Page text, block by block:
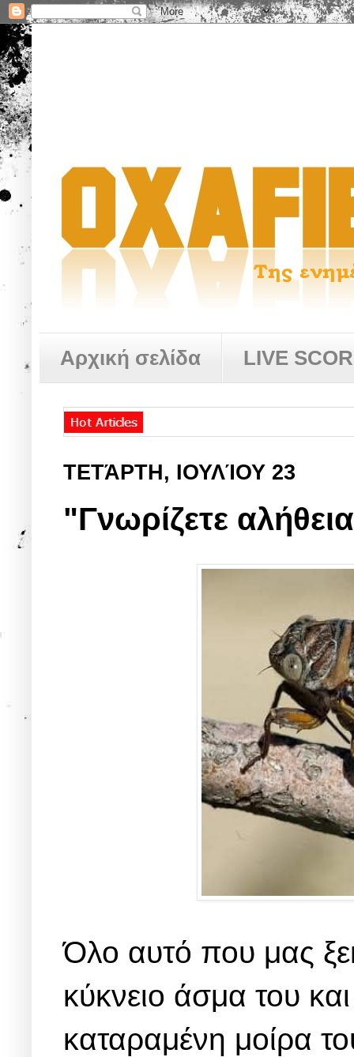
Αρχική σελίδα LIVE
ΤΕΤΆΡΤΗ, ΙΟΥΛΊΟΥ 23
"Γνωρίζετε
Όλο αυτό που μας
κύκνειο άσμα του
καταραμένη μοίρα